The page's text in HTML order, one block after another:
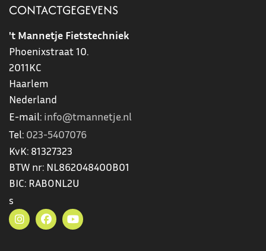
CONTACTGEGEVENS
't Mannetje Fietstechniek
Phoenixstraat 10.
2011KC
Haarlem
Nederland
E-mail: info@tmannetje.nl
Tel: 023-5407076
KvK: 81327323
BTW nr: NL862048400B01
BIC: RABONL2U
s